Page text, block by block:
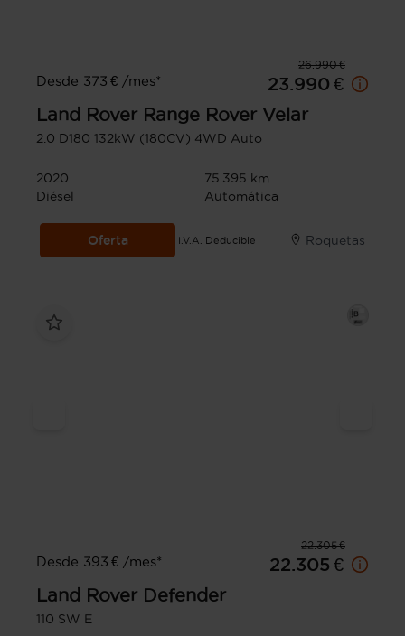
26.990 €
Desde 373 € /mes*
23.990 €
Land Rover Range Rover Velar
2.0 D180 132kW (180CV) 4WD Auto
2020
75.395 km
Diésel
Automática
Oferta I.V.A. Deducible Roquetas
22.305 €
Desde 393 € /mes*
22.305 €
Land Rover Defender
110 SW E